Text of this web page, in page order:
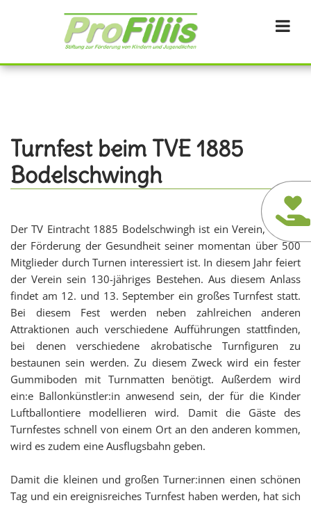
Turnfest beim TVE 1885
Bodelschwingh
Der TV Eintracht 1885 Bodelschwingh ist ein Verein, der an
der Förderung der Gesundheit seiner momentan über 500
Mitglieder durch Turnen interessiert ist. In diesem Jahr feiert
der Verein sein 130-jähriges Bestehen. Aus diesem Anlass
findet am 12. und 13. September ein großes Turnfest statt.
Bei diesem Fest werden neben zahlreichen anderen
Attraktionen auch verschiedene Aufführungen stattfinden,
bei denen verschiedene akrobatische Turnfiguren zu
bestaunen sein werden. Zu diesem Zweck wird ein fester
Gummiboden mit Turnmatten benötigt. Außerdem wird
ein:e Ballonkünstler:in anwesend sein, der für die Kinder
Luftballontiere modellieren wird. Damit die Gäste des
Turnfestes schnell von einem Ort an den anderen kommen,
wird es zudem eine Ausflugsbahn geben.
Damit die kleinen und großen Turner:innen einen schönen
Tag und ein ereignisreiches Turnfest haben werden, hat sich